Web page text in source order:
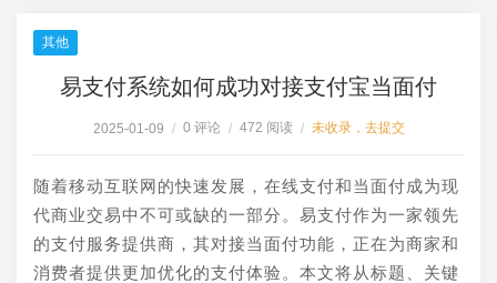
其他
易支付系统如何成功对接支付宝当面付
2025-01-09 / 0 评论 / 472 阅读 / 未收录，去提交
随着移动互联网的快速发展，在线支付和当面付成为现
代商业交易中不可或缺的一部分。易支付作为一家领先
的支付服务提供商，其对接当面付功能，正在为商家和
消费者提供更加优化的支付体验。本文将从标题、关键